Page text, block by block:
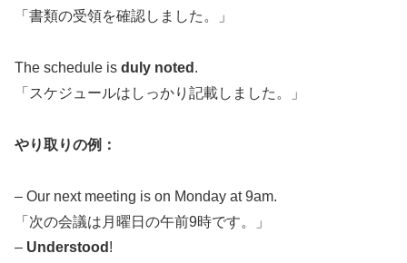
「書類の受領を確認しました。」
The schedule is duly noted .
「スケジュールはしっかり記載しました。」
やり取りの例：
– Our next meeting is on Monday at 9am.
「次の会議は月曜日の午前9時です。」
– Understood !